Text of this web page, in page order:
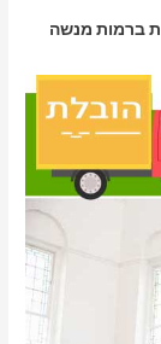
ברמות מנשה